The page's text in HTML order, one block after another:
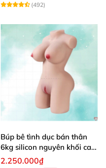
(492)
Búp bê tình dục bán thân
6kg silicon nguyên khối cao
cấp giá rẻ
2.250.000₫